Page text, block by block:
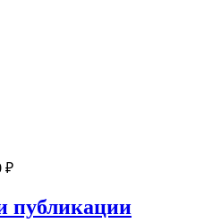
₽
публикации